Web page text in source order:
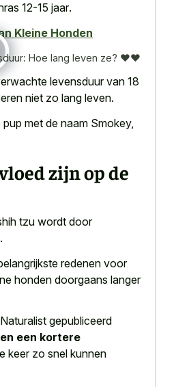
12-15 jaar.
Kleine Honden
Hoe lang leven ze? ❤❤️
levensduur van 18
niet zo lang leven.
met de naam Smokey,
zijn op de
tzu wordt door
redenen voor
honden doorgaans langer
gepubliceerd
een kortere
keer zo snel kunnen